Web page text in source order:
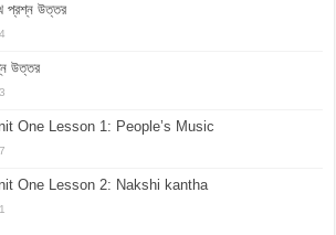
প্রশ্ন উত্তর
উত্তর
One Lesson 1: People’s Music
One Lesson 2: Nakshi kantha